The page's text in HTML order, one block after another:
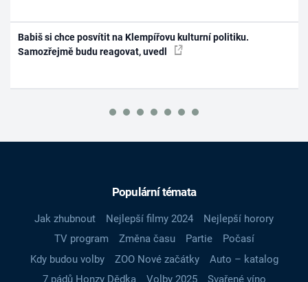
Babiš si chce posvítit na Klempířovu kulturní politiku.
Samozřejmě budu reagovat, uvedl
Populární témata
Jak zhubnout Nejlepší filmy 2024
Nejlepší horory
TV program
Změna času Partie
Počasí
Kdy budou volby
ZOO Nové začátky
Auto – katalog
7 pádů Honzy Dědka
Volby 2025
Svařené víno